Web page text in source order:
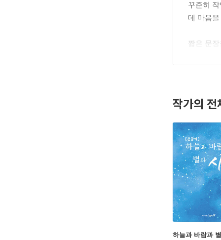
꾸준히
데 마음
짧은 문
작가의 전
하늘과 바람과